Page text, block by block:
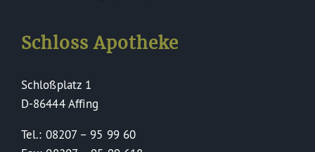
Schloss Apotheke
Schloßplatz 1
D-86444 Affing
Tel.: 08207 – 95 99 60